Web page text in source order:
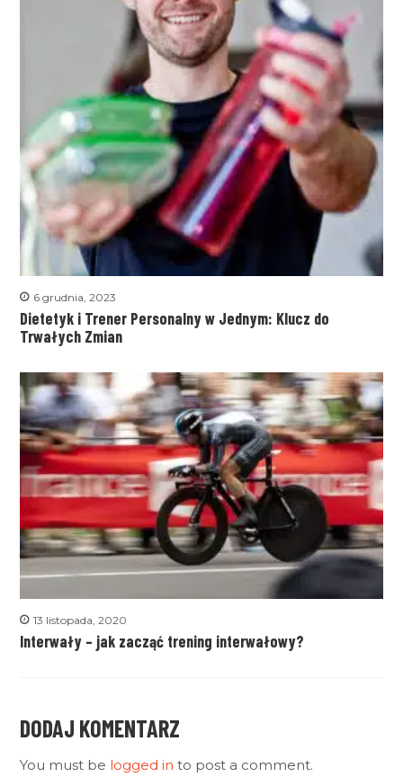
6 grudnia, 2023
Dietetyk i Trener Personalny w Jednym: Klucz do
Trwałych Zmian
13 listopada, 2020
Interwały – jak zacząć trening interwałowy?
DODAJ KOMENTARZ
You must be logged in to post a comment.